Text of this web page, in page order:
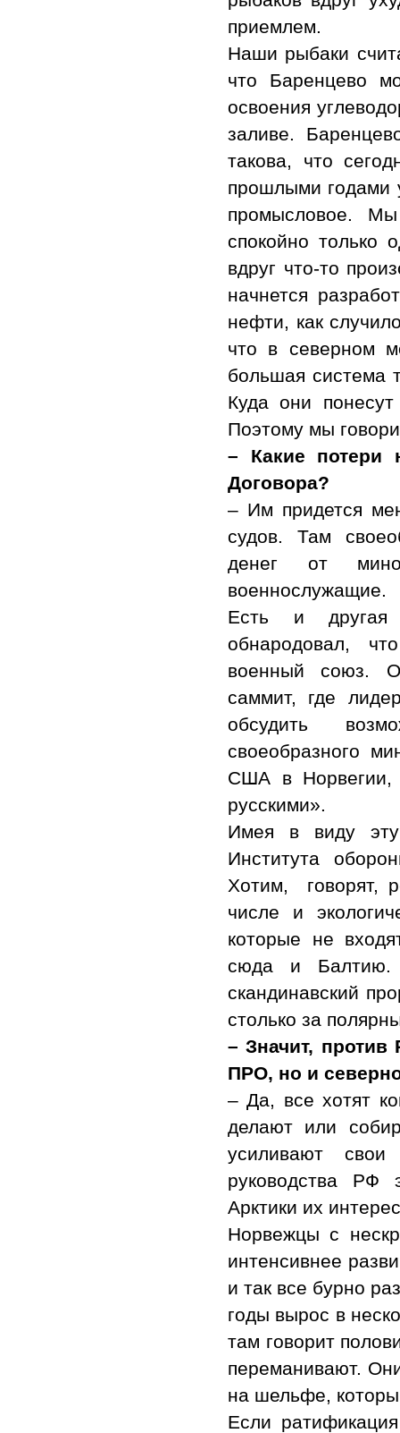
приемлем.
Наши рыбаки
что Баренцево
освоения
заливе.
такова, что
прошлыми годами
промысловое.
спокойно только
вдруг что-то
начнется
нефти, как
что в северном
большая система
Куда они
Поэтому мы
– Какие потери
Договора?
– Им придется
судов. Там
денег от
военнослужащие.
Есть и другая
обнародовал,
военный союз.
саммит, где
обсудить
своеобразного
США в Норвегии,
русскими».
Имея в виду эту
Института
Хотим, говорят,
числе и
которые не
сюда и Балтию.
скандинавский
столько за
– Значит, против
ПРО, но и
– Да, все хотят
делают или
усиливают
руководства РФ
Арктики их
Норвежцы с
интенсивнее
и так все бурно
годы вырос в
там говорит
переманивают.
на шельфе,
Если